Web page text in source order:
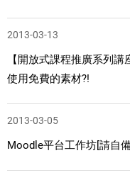
2013-03-13
【開放式課程推廣系列
使用免費的素材?!
2013-03-05
Moodle平台工作坊[請自